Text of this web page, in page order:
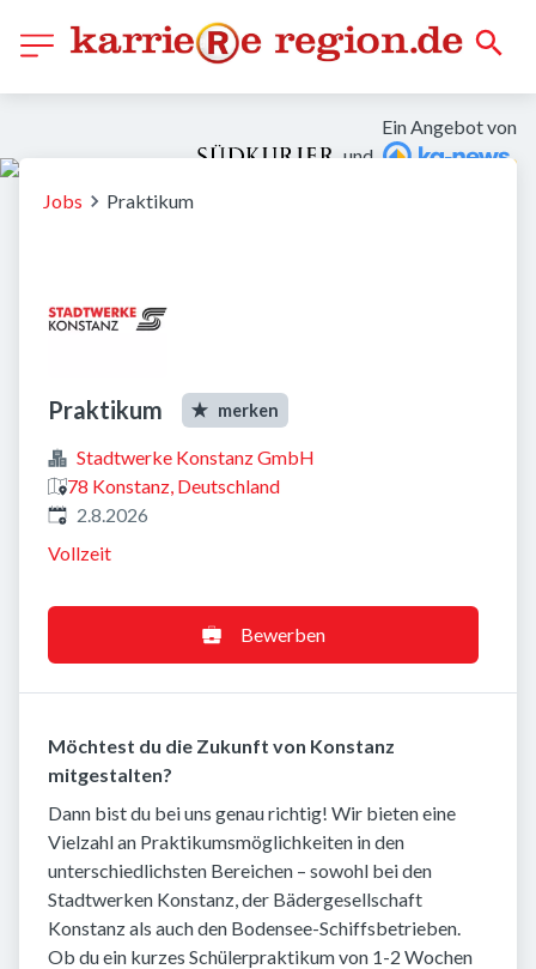
Ein Angebot von
und
Jobs
Praktikum
Praktikum merken
Stadtwerke Konstanz GmbH
78 Konstanz, Deutschland
Veröffentlicht
2.8.2026
Vollzeit
Bewerben
Möchtest du die Zukunft von Konstanz
mitgestalten?
Dann bist du bei uns genau richtig! Wir bieten eine
Vielzahl an Praktikumsmöglichkeiten in den
unterschiedlichsten Bereichen – sowohl bei den
Stadtwerken Konstanz, der Bädergesellschaft
Konstanz als auch den Bodensee-Schiffsbetrieben.
Ob du ein kurzes Schülerpraktikum von 1-2 Wochen